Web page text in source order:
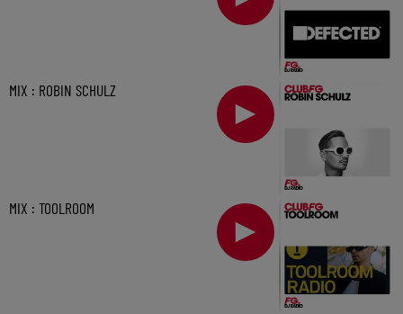
MIX : ROBIN SCHULZ
MIX : TOOLROOM